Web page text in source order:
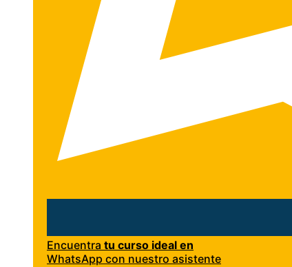
Encuentra tu curso ideal en
WhatsApp con nuestro asistente